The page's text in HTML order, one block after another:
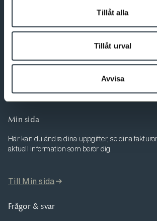
Tillåt alla
Tillåt urval
Avvisa
fler kontaktvägar på Min sida.
Fler kontaktuppgifter
Min sida
Här kan du ändra dina uppgifter, se dina
aktuell information som berör dig.
Till Min sida
Frågor & svar